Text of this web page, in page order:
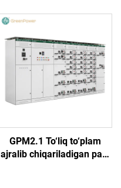
GPM2.1 To‘liq to‘plam
ajralib chiqariladigan past